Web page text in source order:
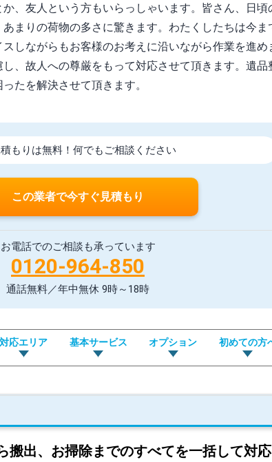
、友人という方もいらっしゃいます。皆さん、日頃
まりの荷物の多さに驚きます。わたくしたちは今ま
しながらもお客様のお考えに沿いながら作業を進め
、故人への尊厳をもって対応させて頂きます。遺品
たを解決させて頂きます。
もりは無料！ 何でもご相談ください
この業者で今すぐ見積もり
お電話でのご相談も承っています
0120-964-850
通話無料／年中無休 9時～18時
対応エリア 基本サービス オプション 初めての方
搬出、お掃除までのすべてを一括して対応